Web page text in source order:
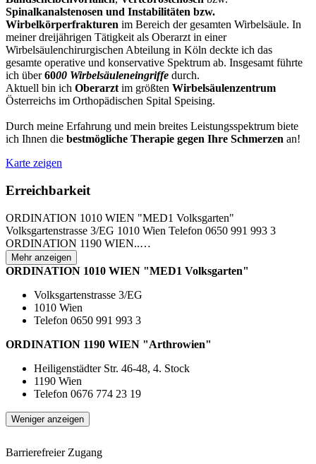
Spinalkanalstenosen und Instabilitäten bzw.
Wirbelkörperfrakturen im Bereich der gesamten Wirbelsäule. In
meiner dreijährigen Tätigkeit als Oberarzt in einer
Wirbelsäulenchirurgischen Abteilung in Köln deckte ich das
gesamte operative und konservative Spektrum ab. Insgesamt führte
ich über6000 Wirbelsäuleneingriffe durch.
Aktuell bin ich Oberarztim größten Wirbelsäulenzentrum
Österreichs im Orthopädischen Spital Speising.
Durch meine Erfahrung und mein breites Leistungsspektrum biete
ich Ihnen die bestmögliche Therapie gegen Ihre Schmerzen an!
Karte zeigen
Erreichbarkeit
ORDINATION 1010 WIEN "MED1 Volksgarten"
Volksgartenstrasse 3/EG 1010 Wien Telefon 0650 991 993 3
ORDINATION 1190 WIEN..…
Mehr anzeigen
ORDINATION 1010 WIEN "MED1 Volksgarten"
Volksgartenstrasse 3/EG
1010 Wien
Telefon 0650 991 993 3
ORDINATION 1190 WIEN "Arthrowien"
Heiligenstädter Str. 46-48, 4. Stock
1190 Wien
Telefon 0676 774 23 19
Weniger anzeigen
Barrierefreier Zugang